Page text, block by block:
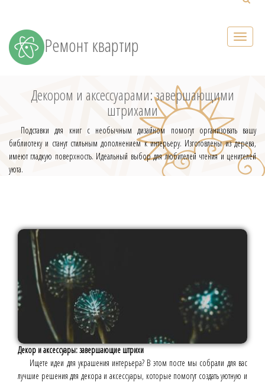
Ремонт квартир
Декором и аксессуарами: завершающими
штрихами
Подставки для книг с необычным дизайном помогут организовать вашу
библиотеку и станут стильным дополнением к интерьеру. Изготовлены из дерева,
имеют гладкую поверхность. Идеальный выбор для любителей чтения и ценителей
уюта.
Декор и аксессуары: завершающие штрихи
Ищете идеи для украшения интерьера? В этом посте мы собрали для вас
лучшие решения для декора и аксессуары, которые помогут создать уютную и